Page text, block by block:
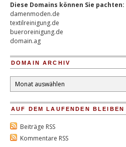
Diese Domains können Sie pachten:
damenmoden.de
textilreinigung.de
bueroreinigung.de
domain.ag
DOMAIN ARCHIV
Domain
Archiv
AUF DEM LAUFENDEN BLEIBEN
Beiträge RSS
Kommentare RSS